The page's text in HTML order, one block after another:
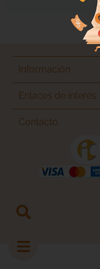
Información
Enlaces de interés
Contacto